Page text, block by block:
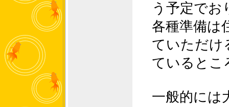
う予定でお
各種準備は
ていただけ
ているとこ
一般的には